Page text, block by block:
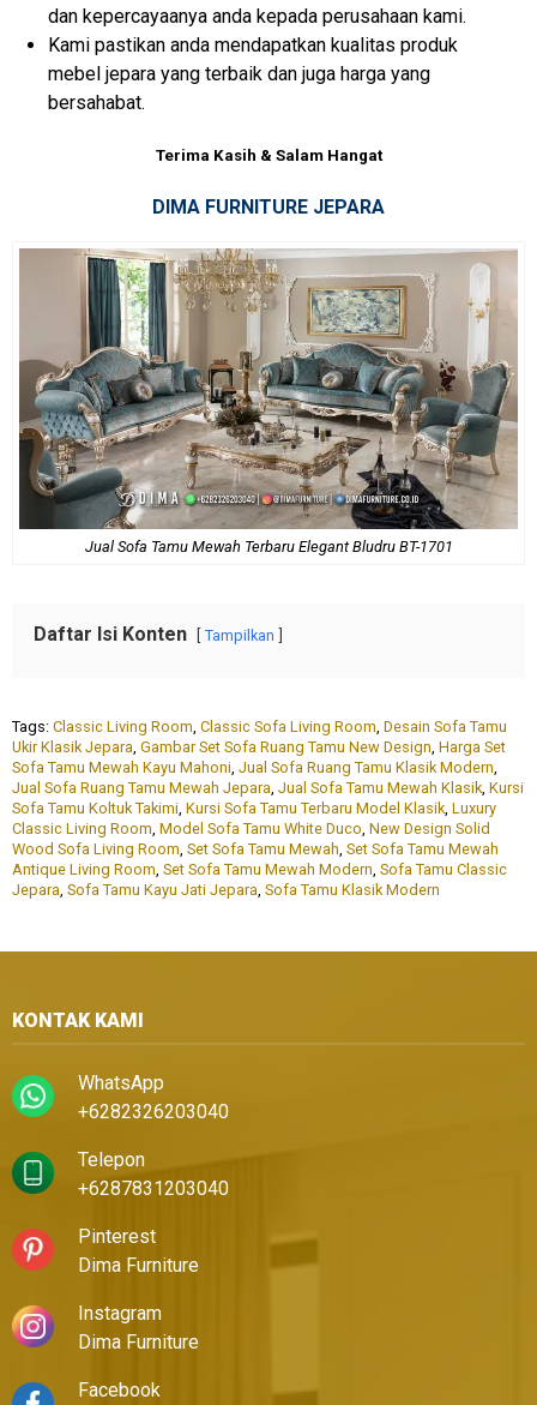
dan kepercayaanya anda kepada perusahaan kami.
Kami pastikan anda mendapatkan kualitas produk
mebel jepara yang terbaik dan juga harga yang
bersahabat.
Terima Kasih & Salam Hangat
DIMA FURNITURE JEPARA
Jual Sofa Tamu Mewah Terbaru Elegant Bludru BT-1701
Daftar Isi Konten Tampilkan
Tags: Classic Living Room, Classic Sofa Living Room, Desain Sofa Tamu
Ukir Klasik Jepara, Gambar Set Sofa Ruang Tamu New Design, Harga Set
Sofa Tamu Mewah Kayu Mahoni, Jual Sofa Ruang Tamu Klasik Modern,
Jual Sofa Ruang Tamu Mewah Jepara, Jual Sofa Tamu Mewah Klasik, Kursi
Sofa Tamu Koltuk Takimi, Kursi Sofa Tamu Terbaru Model Klasik, Luxury
Classic Living Room, Model Sofa Tamu White Duco, New Design Solid
Wood Sofa Living Room, Set Sofa Tamu Mewah, Set Sofa Tamu Mewah
Antique Living Room, Set Sofa Tamu Mewah Modern, Sofa Tamu Classic
Jepara, Sofa Tamu Kayu Jati Jepara, Sofa Tamu Klasik Modern
KONTAK KAMI
WhatsApp
+6282326203040
Telepon
+6287831203040
Pinterest
Dima Furniture
Instagram
Dima Furniture
Facebook